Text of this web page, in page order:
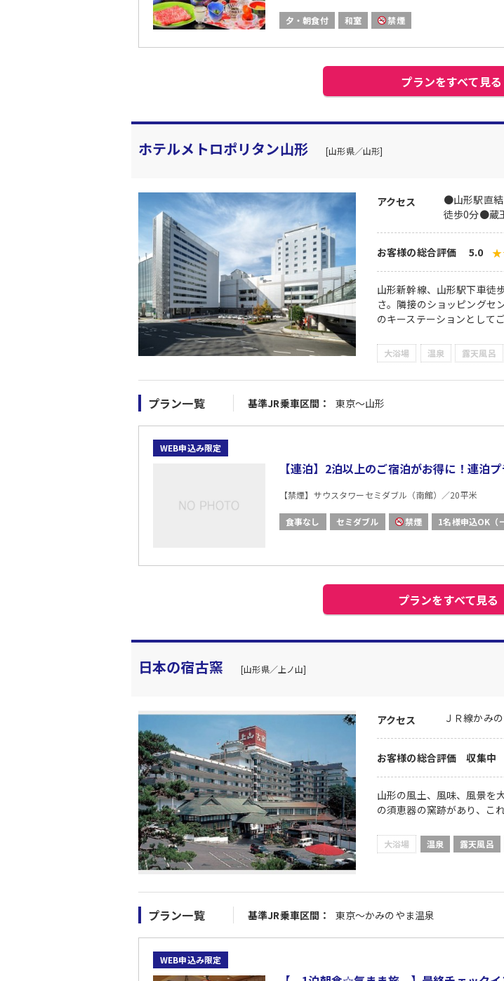
夕・朝食付 和室 禁煙
プランをすべて見る
ホテルメトロポリタン山形 [山形県／山形]
アクセス
●山形駅直
徒歩0分●蔵
お客様の総合評価 5.0
山形新幹線、山形駅下車徒
さ。隣接のショッピングセ
のキーステーションとして
大浴場 温泉 露天風呂
プラン一覧 基準JR乗車区間： 東京～山形
WEB申込み限定
【連泊】2泊以上のご宿泊がお得に！連泊
【禁煙】サウスタワーセミダブル（南館）／20平米
食事なし セミダブル 禁煙 1名様申込OK（
プランをすべて見る
日本の宿古窯 [山形県／上ノ山]
アクセス ＪＲ線かみ
お客様の総合評価 収集中
山形の風土、風味、風景を
の須恵器の窯跡があり、こ
大浴場 温泉 露天風呂
プラン一覧 基準JR乗車区間： 東京～かみのやま温泉
WEB申込み限定